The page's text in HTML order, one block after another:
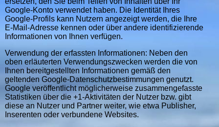
Google-Konto verwendet haben. Die Identität Ihres
Google-Profils kann Nutzern angezeigt werden, die Ihre
E-Mail-Adresse kennen oder über andere identifizierende
Informationen von Ihnen verfügen.
Verwendung der erfassten Informationen: Neben den
oben erläuterten Verwendungszwecken werden die von
Ihnen bereitgestellten Informationen gemäß den
geltenden Google-Datenschutzbestimmungen genutzt.
Google veröffentlicht möglicherweise zusammengefasste
Statistiken über die +1-Aktivitäten der Nutzer bzw. gibt
diese an Nutzer und Partner weiter, wie etwa Publisher,
Inserenten oder verbundene Websites.